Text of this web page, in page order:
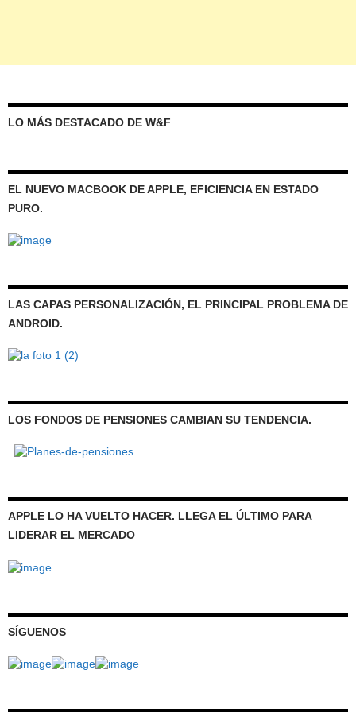
LO MÁS DESTACADO DE W&F
EL NUEVO MACBOOK DE APPLE, EFICIENCIA EN ESTADO
PURO.
LAS CAPAS PERSONALIZACIÓN, EL PRINCIPAL PROBLEMA DE
ANDROID.
LOS FONDOS DE PENSIONES CAMBIAN SU TENDENCIA.
APPLE LO HA VUELTO HACER. LLEGA EL ÚLTIMO PARA
LIDERAR EL MERCADO
SÍGUENOS